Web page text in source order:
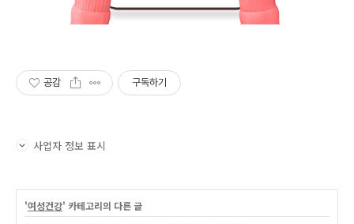
공감 구독하기
사업자 정보 표시
'여성건강' 카테고리의 다른 글